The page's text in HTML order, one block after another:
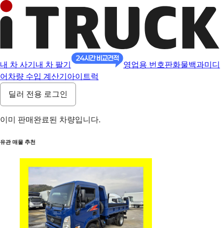
내 차 사기 내 차 팔기 영업용 번호판화물백과미디
어 차량 수입 계산기 아이트럭
딜러 전용 로그인
이미 판매완료된 차량입니다.
유관 매물 추천